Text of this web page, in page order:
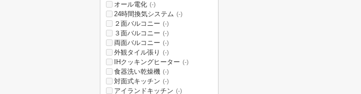
オール電化 (-)
24時間換気システム (-)
２面バルコニー (-)
３面バルコニー (-)
両面バルコニー (-)
外観タイル張り (-)
IHクッキングヒーター (-)
食器洗い乾燥機 (-)
対面式キッチン (-)
アイランドキッチン (-)